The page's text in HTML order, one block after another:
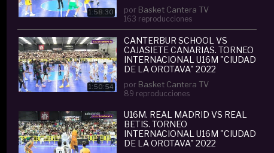
1:58:30 por Basket Cantera TV
163 reproducciones
1:50:54
CANTERBUR SCHOOL VS
CAJASIETE CANARIAS. TORNEO
INTERNACIONAL U16M "CIUDAD
DE LA OROTAVA" 2022
por Basket Cantera TV
89 reproducciones
U16M. REAL MADRID VS REAL
BETIS. TORNEO
INTERNACIONAL U16M "CIUDAD
DE LA OROTAVA" 2022